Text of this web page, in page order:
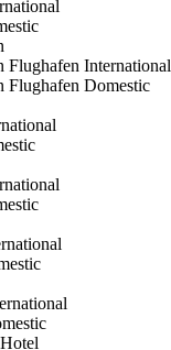
Flughafen International
Flughafen Domestic